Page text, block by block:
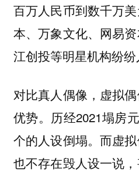
百万人民币到数千万
本、万象文化、网易
江创投等明星机构纷纷
对比真人偶像，虚拟
优势。历经2021塌房
个的人设倒塌。而虚
也不存在毁人设一说